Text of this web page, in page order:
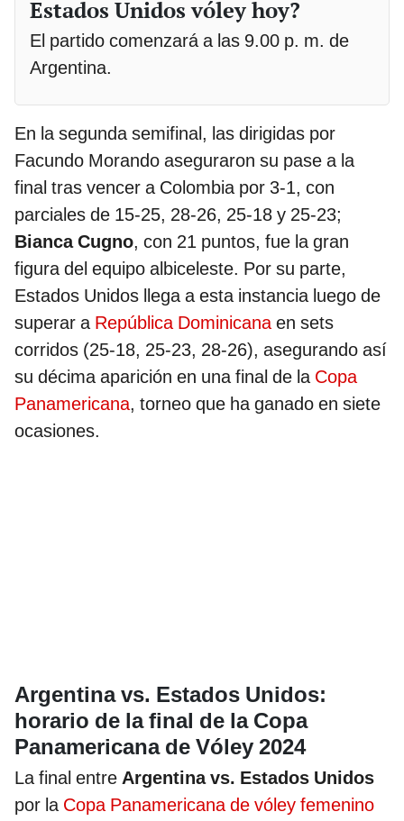
Estados Unidos vóley hoy?
El partido comenzará a las 9.00 p. m. de
Argentina.
En la segunda semifinal, las dirigidas por
Facundo Morando aseguraron su pase a la
final tras vencer a Colombia por 3-1, con
parciales de 15-25, 28-26, 25-18 y 25-23;
Bianca Cugno, con 21 puntos, fue la gran
figura del equipo albiceleste. Por su parte,
Estados Unidos llega a esta instancia luego de
superar a República Dominicanaen sets
corridos (25-18, 25-23, 28-26), asegurando así
su décima aparición en una final de la Copa
Panamericana, torneo que ha ganado en siete
ocasiones.
Argentina vs. Estados Unidos:
horario de la final de la Copa
Panamericana de Vóley 2024
La final entre Argentina vs. Estados Unidos
por la Copa Panamericana de vóley femenino